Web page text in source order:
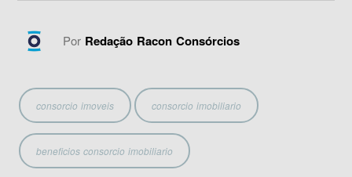
Por Redação Racon Consórcios
consorcio imoveis consorcio imobiliario
beneficios consorcio imobiliario